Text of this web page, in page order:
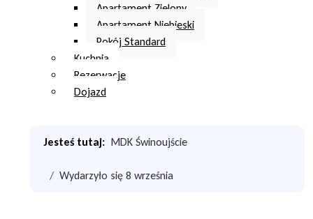
Apartament Zielony
Apartament Niebieski
Pokój Standard
Kuchnia
Rezerwacje
Dojazd
Jesteś tutaj: MDK Świnoujście
Wydarzyło się 8 września